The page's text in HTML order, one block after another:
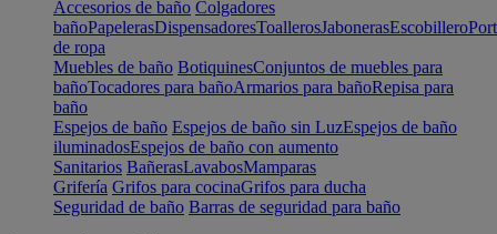
Accesorios de baño Colgadores
bañoPapelerasDispensadoresToallerosJabonerasEscobillero
de ropa
Muebles de baño BotiquinesConjuntos de muebles para
bañoTocadores para bañoArmarios para bañoRepisa para
baño
Espejos de baño Espejos de baño sin LuzEspejos de baño
iluminadosEspejos de baño con aumento
Sanitarios BañerasLavabosMamparas
Grifería Grifos para cocinaGrifos para ducha
Seguridad de baño Barras de seguridad para baño